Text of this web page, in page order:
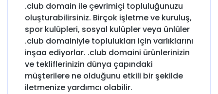
.club domain ile çevrimiçi topluluğunuzu
oluşturabilirsiniz. Birçok işletme ve kuruluş,
spor kulüpleri, sosyal kulüpler veya ünlüler
.club domainiyle toplulukları için varlıklarını
inşaa ediyorlar. .club domaini ürünlerinizin
ve tekliflerinizin dünya çapındaki
müşterilere ne olduğunu etkili bir şekilde
iletmenize yardımcı olabilir.